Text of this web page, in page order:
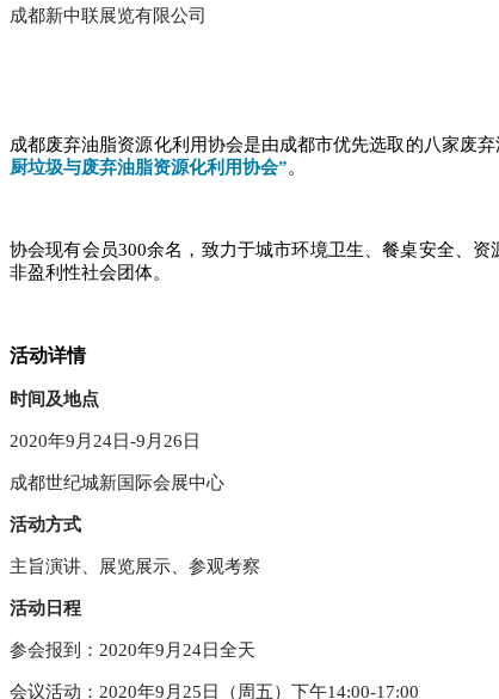
成都新中联展览有限公司
成都废弃油脂资源化利用协会是由成都市优先选取的八家废
厨垃圾与废弃油脂资源化利用协会”。
协会现有会员300余名，致力于城市环境卫生、餐桌安全、
非盈利性社会团体。
活动详情
时间及地点
2020年9月24日-9月26日
成都世纪城新国际会展中心
活动方式
主旨演讲、展览展示、参观考察
活动日程
参会报到： 2020年9月24日全天
会议活动： 2020年9月25日（周五）下午14:00-17:00